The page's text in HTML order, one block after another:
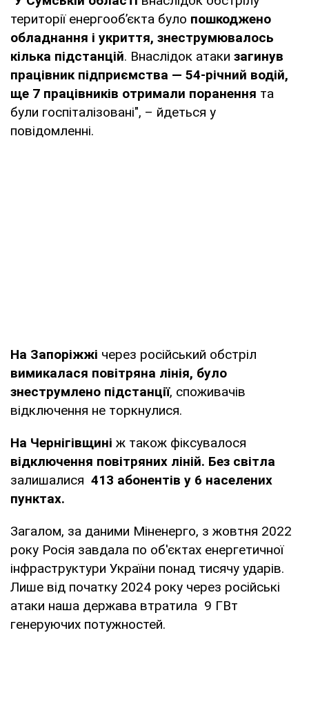
території енергообʼєкта було пошкоджено
обладнання і укриття, знеструмювалось
кілька підстанцій. Внаслідок атаки загинув
працівник підприємства — 54-річний водій,
ще 7 працівників отримали поранення та
були госпіталізовані", – йдеться у
повідомленні.
На Запоріжжі через російський обстріл
вимикалася повітряна лінія, було
знеструмлено підстанції, споживачів
відключення не торкнулися.
На Чернігівщині ж також фіксувалося
відключення повітряних ліній. Без світла
залишалися 413 абонентів у 6 населених
пунктах.
Загалом, за даними Міненерго, з жовтня 2022
року Росія завдала по об'єктах енергетичної
інфраструктури України понад тисячу ударів.
Лише від початку 2024 року через російські
атаки наша держава втратила 9 ГВт
генеруючих потужностей.